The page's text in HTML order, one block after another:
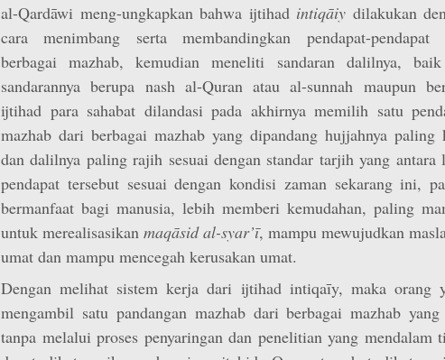
al-Qardāwi meng-ungkapkan bahwa ijtihad intiqāiy dilakukan
cara menimbang serta membandingkan pendapat-pendapat
berbagai mazhab, kemudian meneliti sandaran dalilnya,
sandarannya berupa nash al-Quran atau al-sunnah maupun
ijtihad para sahabat dilandasi pada akhirnya memilih satu
mazhab dari berbagai mazhab yang dipandang hujjahnya paling
dan dalilnya paling rajih sesuai dengan standar tarjih yang antara
pendapat tersebut sesuai dengan kondisi zaman sekarang ini,
bermanfaat bagi manusia, lebih memberi kemudahan, paling
untuk merealisasikan maqāsid al-syar’ī, mampu mewujudkan
umat dan mampu mencegah kerusakan umat.
Dengan melihat sistem kerja dari ijtihad intiqaīy, maka orang
mengambil satu pandangan mazhab dari berbagai mazhab yang
tanpa melalui proses penyaringan dan penelitian yang mendalam